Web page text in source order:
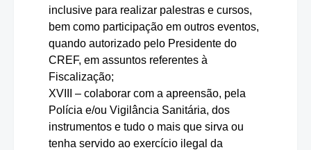
inclusive para realizar palestras e cursos,
bem como participação em outros eventos,
quando autorizado pelo Presidente do
CREF, em assuntos referentes à
Fiscalização;
XVIII – colaborar com a apreensão, pela
Polícia e/ou Vigilância Sanitária, dos
instrumentos e tudo o mais que sirva ou
tenha servido ao exercício ilegal da